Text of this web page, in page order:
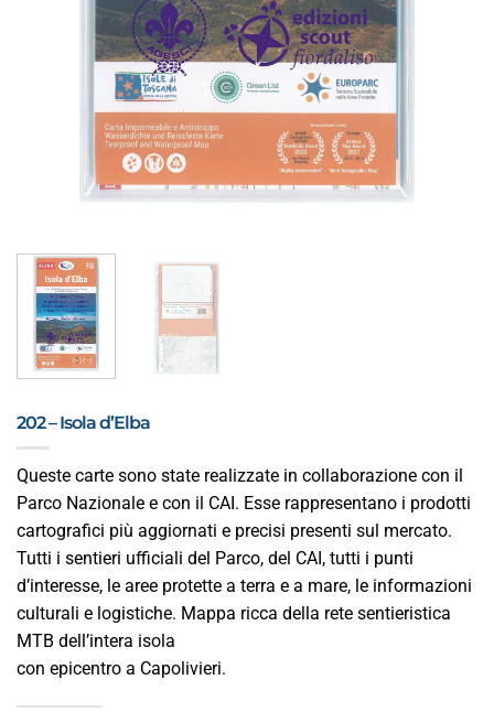
202 – Isola d’Elba
Queste carte sono state realizzate in collaborazione con il
Parco Nazionale e con il CAI. Esse rappresentano i prodotti
cartografici più aggiornati e precisi presenti sul mercato.
Tutti i sentieri ufficiali del Parco, del CAI, tutti i punti
d’interesse, le aree protette a terra e a mare, le informazioni
culturali e logistiche. Mappa ricca della rete sentieristica
MTB dell’intera isola
con epicentro a Capolivieri.